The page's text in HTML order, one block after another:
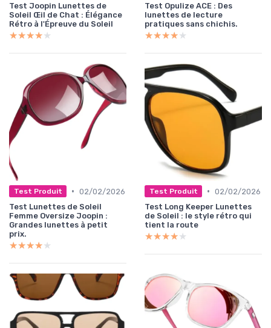
Test Joopin Lunettes de
Soleil Œil de Chat : Élégance
Rétro à l'Épreuve du Soleil
★★★★★
★★★★★
Test Opulize ACE : Des
lunettes de lecture
pratiques sans chichis.
★★★★★
★★★★★
Test Produit • 02/02/2026
Test Lunettes de Soleil
Femme Oversize Joopin :
Grandes lunettes à petit
prix.
★★★★★
★★★★★
Test Produit • 02/02/2026
Test Long Keeper Lunettes
de Soleil : le style rétro qui
tient la route
★★★★★
★★★★★